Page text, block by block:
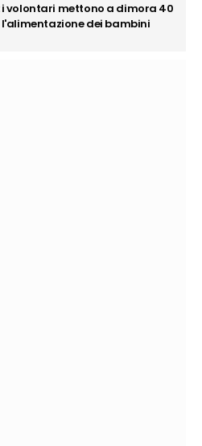
i volontari mettono a dimora 40
dei bambini